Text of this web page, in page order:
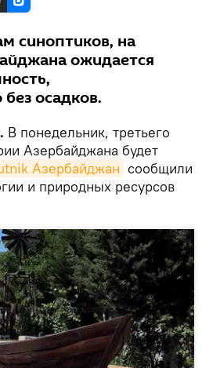
синоптиков, на
ожидается
осадков.
В понедельник, третьего
Азербайджана будет
Азербайджан сообщили
и природных ресурсов